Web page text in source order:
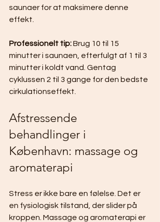
saunaer for at maksimere denne
effekt.
Professionelt tip: Brug 10 til 15
minutter i saunaen, efterfulgt af 1 til 3
minutter i koldt vand. Gentag
cyklussen 2 til 3 gange for den bedste
cirkulationseffekt.
Afstressende
behandlinger i
København: massage og
aromaterapi
Stress er ikke bare en følelse. Det er
en fysiologisk tilstand, der slider på
kroppen. Massage og aromaterapi er